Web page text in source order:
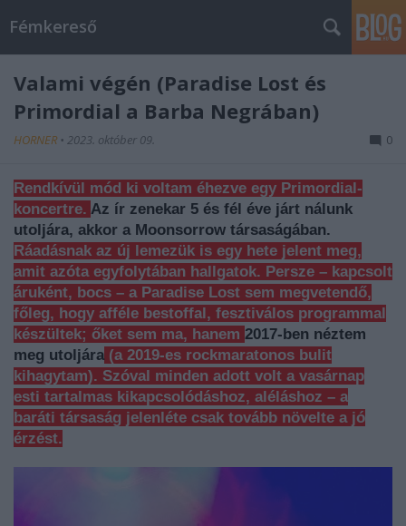
Fémkereső
Valami végén (Paradise Lost és
Primordial a Barba Negrában)
HORNER • 2023. október 09. 0
Rendkívül mód ki voltam éhezve egy Primordial-
koncertre. Az ír zenekar 5 és fél éve járt nálunk
utoljára, akkor a Moonsorrow társaságában.
Ráadásnak az új lemezük is egy hete jelent meg,
amit azóta egyfolytában hallgatok. Persze – kapcsolt
áruként, bocs – a Paradise Lost sem megvetendő,
főleg, hogy afféle bestoffal, fesztiválos programmal
készültek; őket sem ma, hanem 2017-ben néztem
meg utoljára(a 2019-es rockmaratonos bulit
kihagytam). Szóval minden adott volt a vasárnap
esti tartalmas kikapcsolódáshoz, aléláshoz – a
baráti társaság jelenléte csak tovább növelte a jó
érzést.